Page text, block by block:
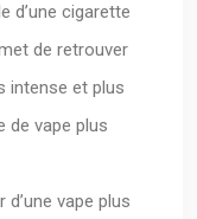
d’une cigarette
de retrouver
intense et plus
de vape plus
vape plus